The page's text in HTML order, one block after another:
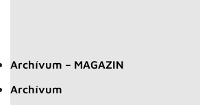
Archívum – MAGAZIN
Archívum